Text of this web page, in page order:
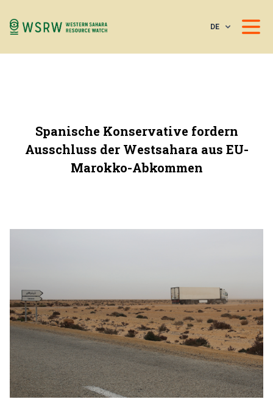
DE
Spanische Konservative fordern
Ausschluss der Westsahara aus EU-
Marokko-Abkommen